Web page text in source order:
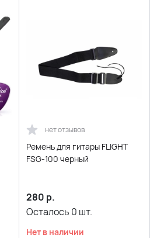
нет отзывов
Ремень для гитары FLIGHT
FSG-100 черный
280 р.
Осталось 0 шт.
Нет в наличии